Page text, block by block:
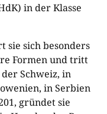
in der Klasse
sie sich besonders
Formen und tritt
Schweiz, in
in Serbien
gründet sie